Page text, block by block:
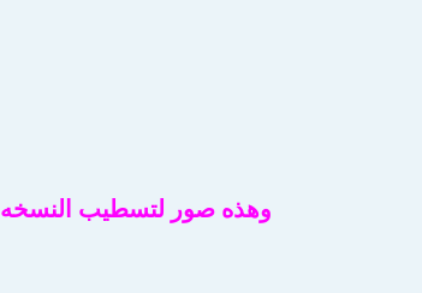
وهذه صور لتسطيب النسخه